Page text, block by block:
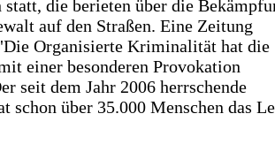
statt, die berieten über die
auf den Straßen. Eine Zeitung
Organisierte Kriminalität hat die
einer besonderen Provokation
seit dem Jahr 2006 herrschende
schon über 35.000 Menschen das